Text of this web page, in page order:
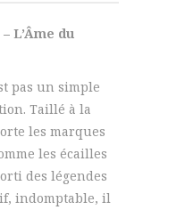
L’Âme du
pas un simple
Taillé à la
les marques
les écailles
des légendes
indomptable, il